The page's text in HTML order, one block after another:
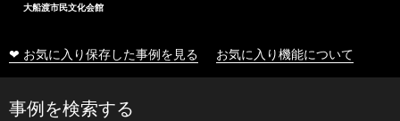
大船渡市民文化会館
❤ お気に入り保存した事例を見る お気に入り機能について
事例を検索する